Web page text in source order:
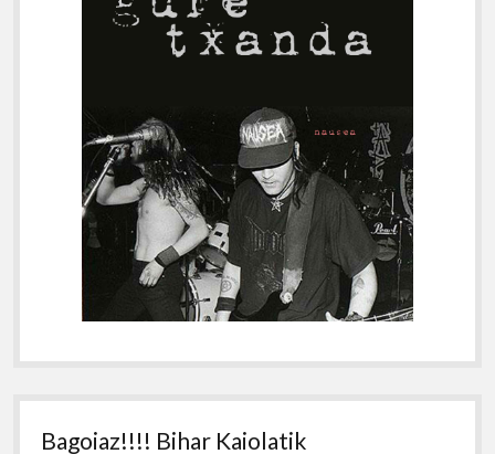
Bagoiaz!!!! Bihar Kaiolatik